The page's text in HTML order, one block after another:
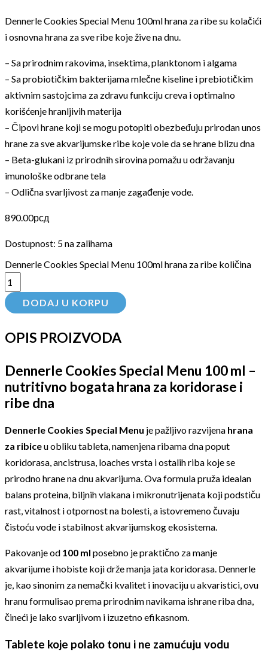
Dennerle Cookies Special Menu 100ml hrana za ribe su kolačići
i osnovna hrana za sve ribe koje žive na dnu.
– Sa prirodnim rakovima, insektima, planktonom i algama
– Sa probiotičkim bakterijama mlečne kiseline i prebiotičkim
aktivnim sastojcima za zdravu funkciju creva i optimalno
korišćenje hranljivih materija
– Čipovi hrane koji se mogu potopiti obezbeđuju prirodan unos
hrane za sve akvarijumske ribe koje vole da se hrane blizu dna
– Beta-glukani iz prirodnih sirovina pomažu u održavanju
imunološke odbrane tela
– Odlična svarljivost za manje zagađenje vode.
890.00рсд
Dostupnost: 5 na zalihama
Dennerle Cookies Special Menu 100ml hrana za ribe količina
DODAJ U KORPU
OPIS PROIZVODA
Dennerle Cookies Special Menu 100 ml –
nutritivno bogata hrana za koridorase i
ribe dna
Dennerle Cookies Special Menu je pažljivo razvijena hrana
za ribiceu obliku tableta, namenjena ribama dna poput
koridorasa, ancistrusa, loaches vrsta i ostalih riba koje se
prirodno hrane na dnu akvarijuma. Ova formula pruža idealan
balans proteina, biljnih vlakana i mikronutrijenata koji podstiču
rast, vitalnost i otpornost na bolesti, a istovremeno čuvaju
čistoću vode i stabilnost akvarijumskog ekosistema.
Pakovanje od 100 ml posebno je praktično za manje
akvarijume i hobiste koji drže manja jata koridorasa. Dennerle
je, kao sinonim za nemački kvalitet i inovaciju u akvaristici, ovu
hranu formulisao prema prirodnim navikama ishrane riba dna,
čineći je lako svarljivom i izuzetno efikasnom.
Tablete koje polako tonu i ne zamućuju vodu